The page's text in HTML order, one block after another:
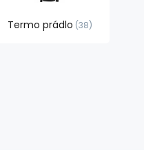
Termo prádlo 38